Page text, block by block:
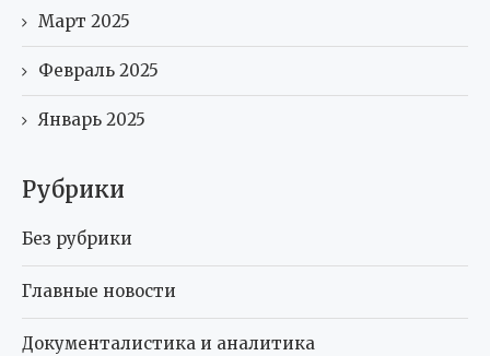
Март 2025
Февраль 2025
Январь 2025
Рубрики
Без рубрики
Главные новости
Документалистика и аналитика